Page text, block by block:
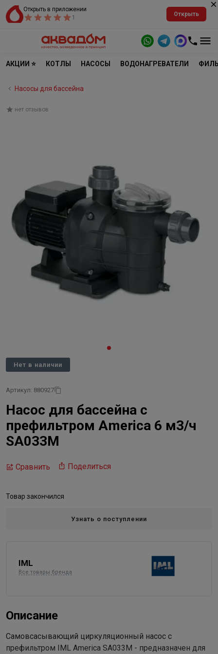
Открыть в приложении
1
Открыть
АКЦИИ ⭐ КОТЛЫ НАСОСЫ ВОДОНАГРЕВАТЕЛИ
Насосы для бассейна
нет отзывов
Нет в наличии
Артикул: 880927
Насос для бассейна с
префильтром America 6 м3/ч
SA033M
Сравнить Поделиться
Товар закончился
Узнать о поступлении
IML
Все товары бренда
Описание
Самовсасывающий циркуляционный насос с
префильтром IML America SA033М - предназначен для